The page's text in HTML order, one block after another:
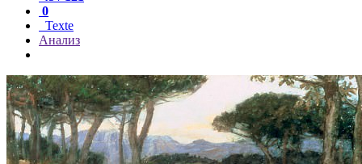
0
Texte
Анализ